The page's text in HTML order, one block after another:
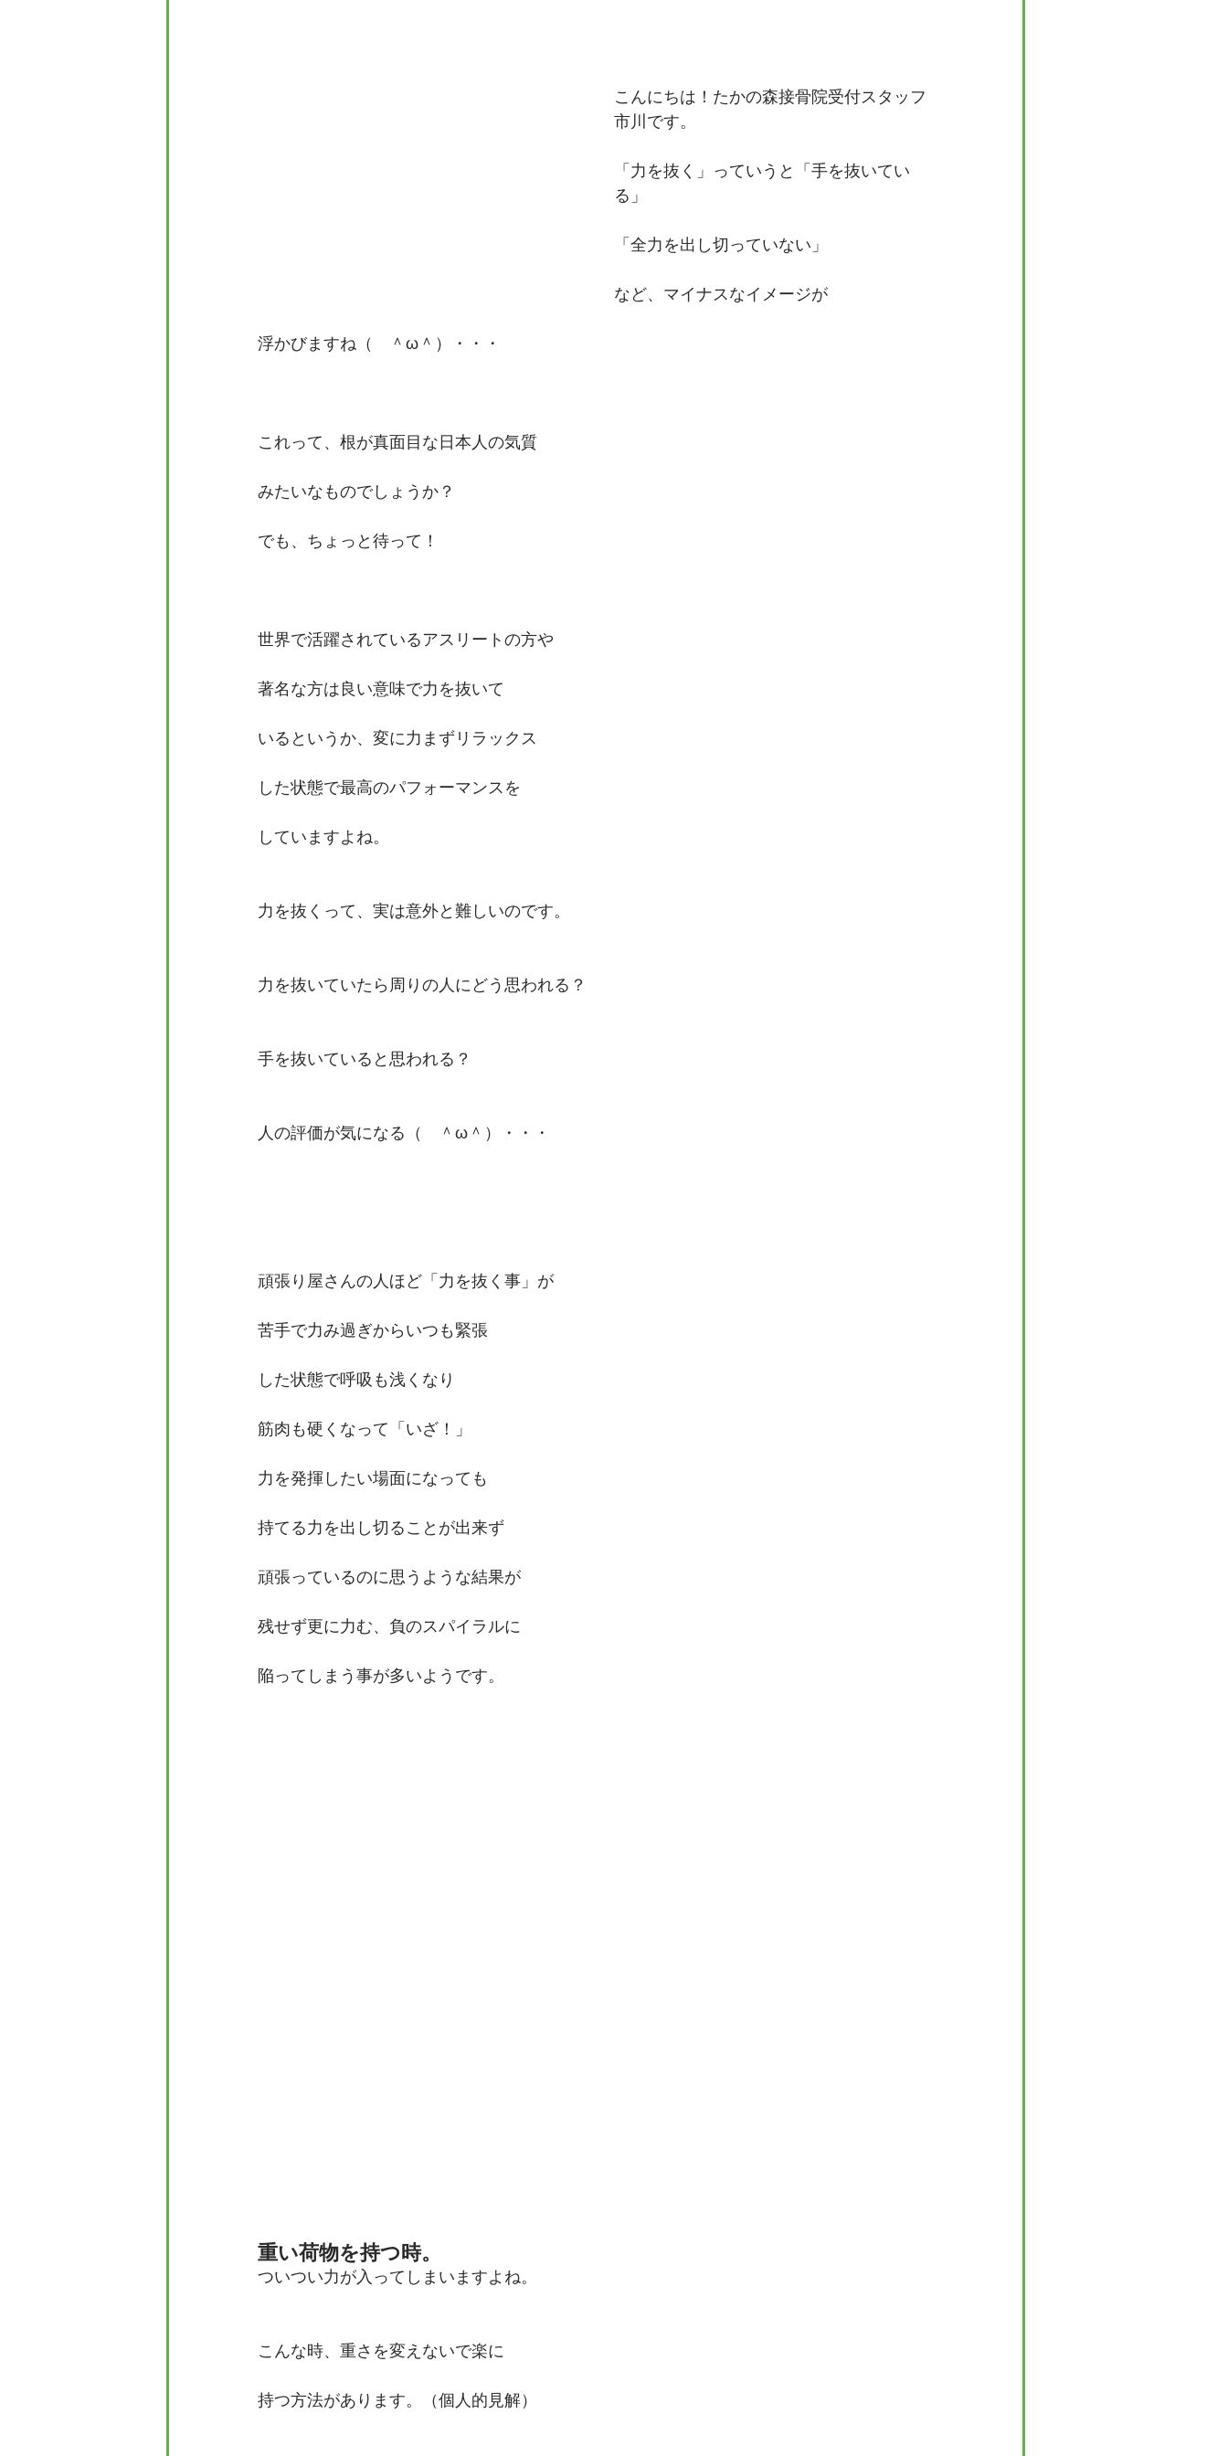
こんにちは！たかの森接骨院受付スタッフ
市川です。
「力を抜く」っていうと「手を抜いてい
る」
「全力を出し切っていない」
など、マイナスなイメージが
浮かびますね（　＾ω＾）・・・
これって、根が真面目な日本人の気質
みたいなものでしょうか？
でも、ちょっと待って！
世界で活躍されているアスリートの方や
著名な方は良い意味で力を抜いて
いるというか、変に力まずリラックス
した状態で最高のパフォーマンスを
していますよね。
力を抜くって、実は意外と難しいのです。
力を抜いていたら周りの人にどう思われる？
手を抜いていると思われる？
人の評価が気になる（　＾ω＾）・・・
頑張り屋さんの人ほど「力を抜く事」が
苦手で力み過ぎからいつも緊張
した状態で呼吸も浅くなり
筋肉も硬くなって「いざ！」
力を発揮したい場面になっても
持てる力を出し切ることが出来ず
頑張っているのに思うような結果が
残せず更に力む、負のスパイラルに
陥ってしまう事が多いようです。
重い荷物を持つ時。
ついつい力が入ってしまいますよね。
こんな時、重さを変えないで楽に
持つ方法があります。（個人的見解）